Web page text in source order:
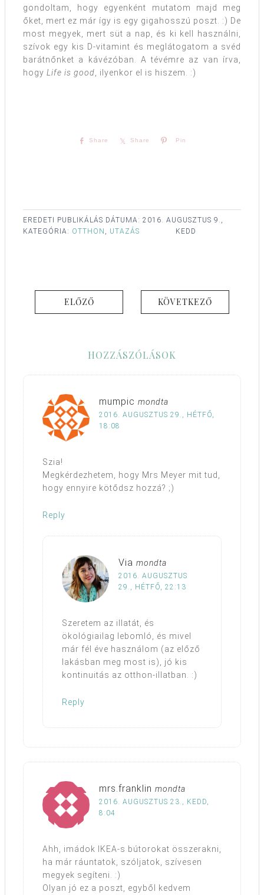
gondoltam, hogy egyenként mutatom majd meg
őket, mert ez már így is egy gigahosszú poszt. :) De
most megyek, mert süt a nap, és ki kell használni,
szívok egy kis D-vitamint és meglátogatom a svéd
barátnőnket a kávézóban. A tévémre az van írva,
hogy Life is good , ilyenkor el is hiszem. :)
Share Share Pin
EREDETI PUBLIKÁLÁS DÁTUMA: 2016. AUGUSZTUS 9.,
KEDD
KATEGÓRIA: OTTHON , UTAZÁS
ELŐZŐ KÖVETKEZŐ
HOZZÁSZÓLÁSOK
mumpic mondta
2016. AUGUSZTUS 29., HÉTFŐ,
18:08
Szia!
Megkérdezhetem, hogy Mrs Meyer mit tud,
hogy ennyire kötődsz hozzá? ;)
Reply
Via mondta
2016. AUGUSZTUS
29., HÉTFŐ, 22:13
Szeretem az illatát, és
ökológiailag lebomló, és mivel
már fél éve használom (az előző
lakásban meg most is), jó kis
kontinuitás az otthon-illatban. :)
Reply
mrs.franklin mondta
2016. AUGUSZTUS 23., KEDD,
8:04
Ahh, imádok IKEA-s bútorokat összerakni,
ha már ráuntatok, szóljatok, szívesen
megyek segíteni. :)
Olyan jó ez a poszt, egyből kedvem